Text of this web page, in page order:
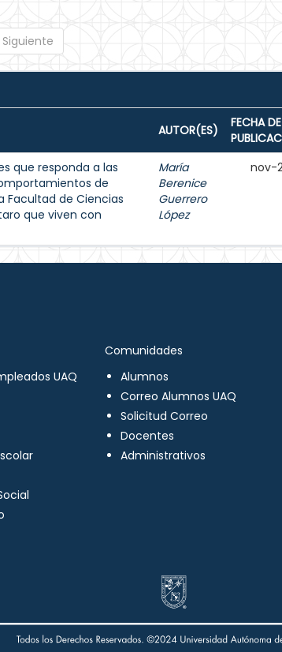
Siguiente
AUTOR(ES)
FECHA DE
que responda a las
de
de Ciencias
que viven con
María
Berenice
Guerrero
López
nov-
UAQ
Comunidades
Alumnos
Correo Alumnos UAQ
Solicitud Correo
Docentes
Administrativos